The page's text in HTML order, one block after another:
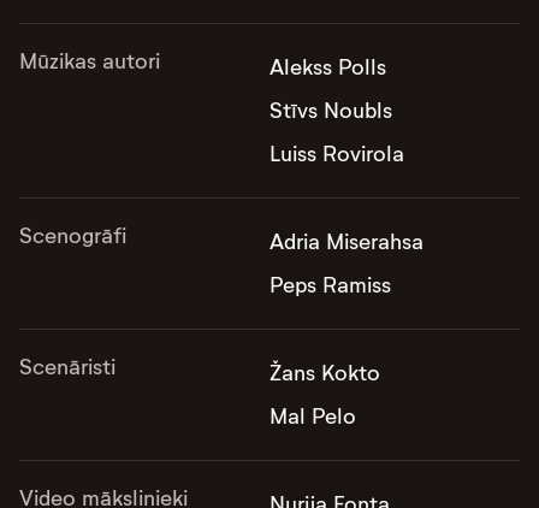
Mūzikas autori
Alekss Polls
Stīvs Noubls
Luiss Rovirola
Scenogrāfi
Adria Miserahsa
Peps Ramiss
Scenāristi
Žans Kokto
Mal Pelo
Video mākslinieki